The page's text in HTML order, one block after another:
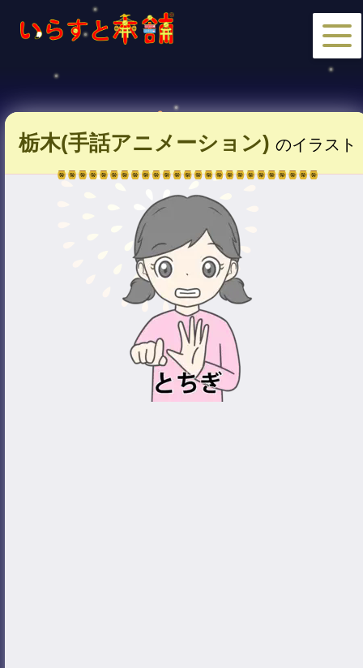
栃木(手話アニメーション) のイラスト